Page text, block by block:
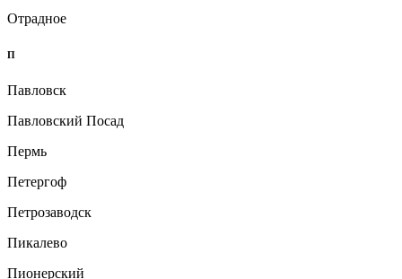
Отрадное
П
Павловск
Павловский Посад
Пермь
Петергоф
Петрозаводск
Пикалево
Пионерский